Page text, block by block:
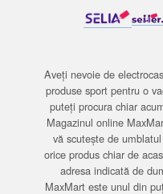
Aveți nevoie de
produse sport pentru o
puteți procura chiar
Magazinul online
vă scutește de
orice produs chiar de
adresa indicată de
MaxMart este unul din